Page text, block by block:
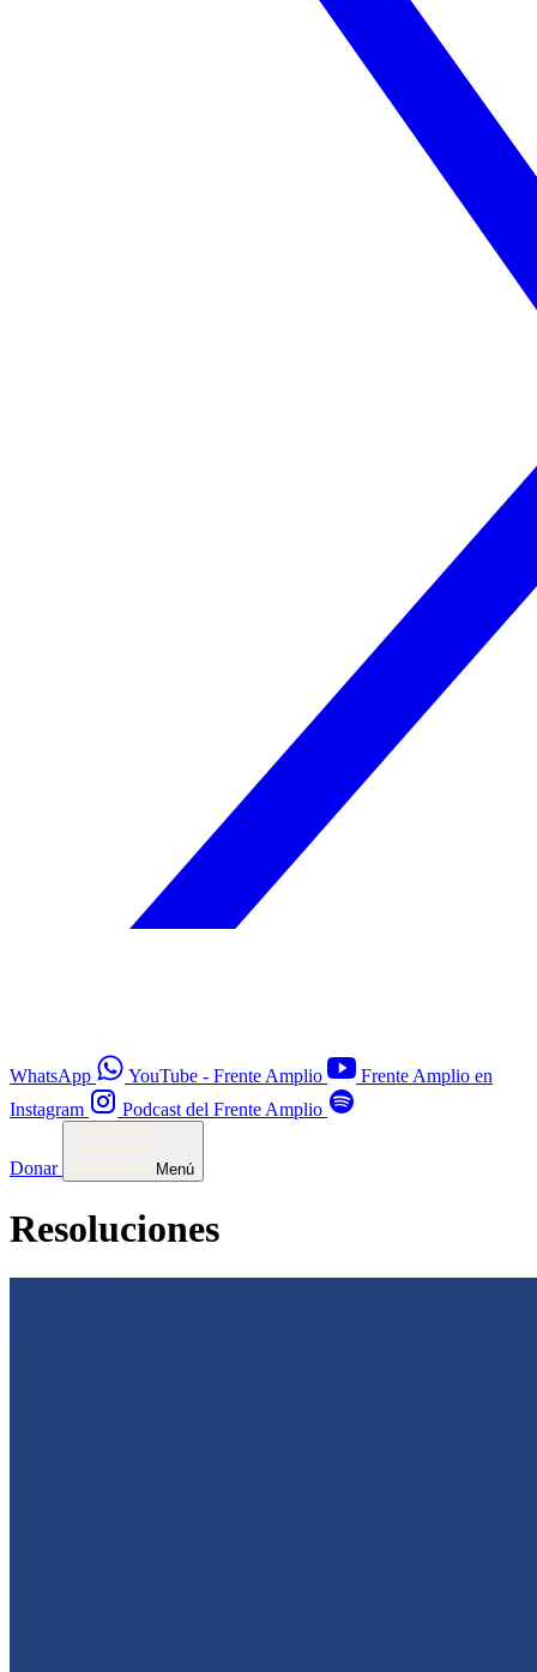
WhatsApp YouTube - Frente Amplio
Frente Amplio en
Instagram
Podcast del Frente Amplio
Donar Menú
Resoluciones